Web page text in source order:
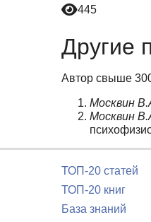
445
Другие
Автор свыше
Москвин
Москвин
ТОП-20 статей
ТОП-20 книг
База знаний